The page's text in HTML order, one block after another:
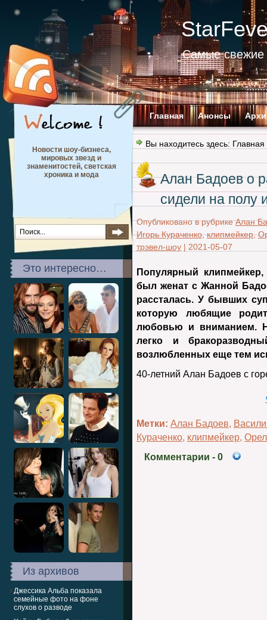
Самые свежие
Главная Анонсы
Новости шоу-бизнеса,
мировых звезд и
знаменитостей, светская
хроника и мода
Это интересно…
Из архивов
Джессика Альба показала
семейные фото на фоне
слухов о разводе
Вы находитесь здесь: Главная
Алан Бадоев о
сидели на полу
Опубликовано в рубрике Алан
Игорь Кураченко клипмейкер
трэвел-шоу | 2021-05-07
Популярный
был женат с Жанной
рассталась. У бывших
которую любящие
любовью и вниманием.
легко и
возлюбленных еще тем
40-летний Алан Бадоев с
Метки: Алан Бадоев,
Кураченко, клипмейкер,
Комментарии - 0